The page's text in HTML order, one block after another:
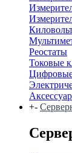
Реостаты
Токовые
+-